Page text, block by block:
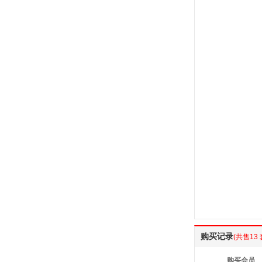
购买记录(共售13
购买会员